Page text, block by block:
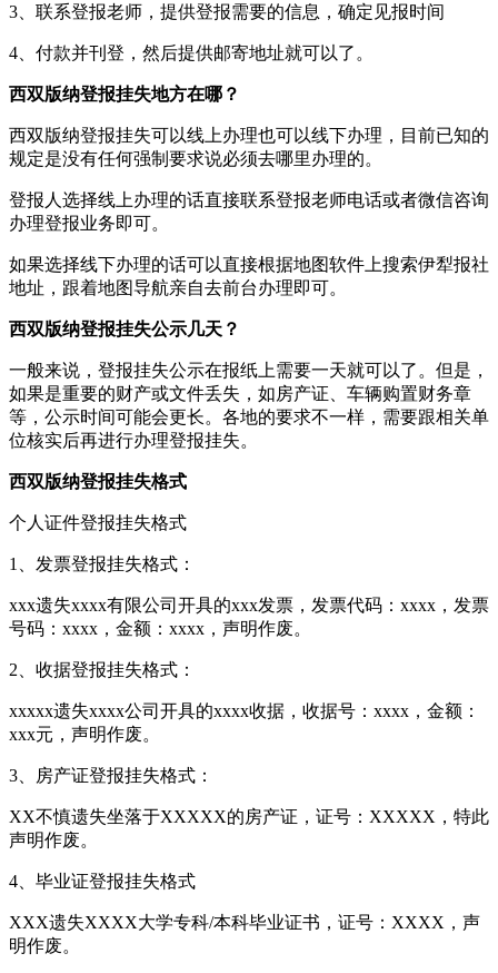
3、联系登报老师，提供登报需要的信息，确定见报时间
4、付款并刊登，然后提供邮寄地址就可以了。
西双版纳登报挂失地方在哪？
西双版纳登报挂失可以线上办理也可以线下办理，目前已知的
规定是没有任何强制要求说必须去哪里办理的。
登报人选择线上办理的话直接联系登报老师电话或者微信咨询
办理登报业务即可。
如果选择线下办理的话可以直接根据地图软件上搜索伊犁报社
地址，跟着地图导航亲自去前台办理即可。
西双版纳登报挂失公示几天？
一般来说，登报挂失公示在报纸上需要一天就可以了。但是，
如果是重要的财产或文件丢失，如房产证、车辆购置财务章
等，公示时间可能会更长。各地的要求不一样，需要跟相关单
位核实后再进行办理登报挂失。
西双版纳登报挂失格式
个人证件登报挂失格式
1、发票登报挂失格式：
xxx遗失xxxx有限公司开具的xxx发票，发票代码：xxxx，发票
号码：xxxx，金额：xxxx，声明作废。
2、收据登报挂失格式：
xxxxx遗失xxxx公司开具的xxxx收据，收据号：xxxx，金额：
xxx元，声明作废。
3、房产证登报挂失格式：
XX不慎遗失坐落于XXXXX的房产证，证号：XXXXX，特此
声明作废。
4、毕业证登报挂失格式
XXX遗失XXXX大学专科/本科毕业证书，证号：XXXX，声
明作废。